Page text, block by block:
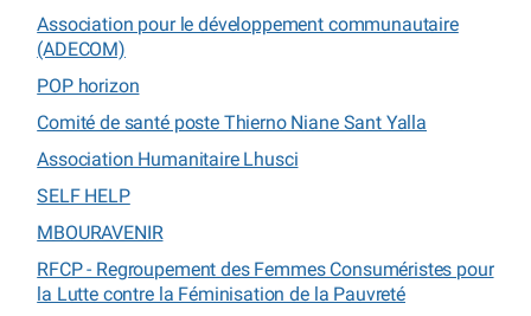
Association pour le développement communautaire
(ADECOM)
POP horizon
Comité de santé poste Thierno Niane Sant Yalla
Association Humanitaire Lhusci
SELF HELP
MBOURAVENIR
RFCP - Regroupement des Femmes Consuméristes pour
la Lutte contre la Féminisation de la Pauvreté